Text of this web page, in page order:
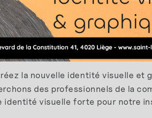
la nouvelle identité visuelle et
des professionnels de la
identité visuelle forte pour notre